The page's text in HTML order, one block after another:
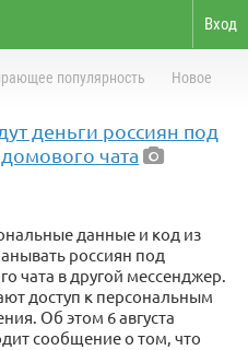
Вход
популярность Новое
деньги россиян под
чата
данные и код из
россиян под
чата в другой мессенджер.
доступ к персональным
Об этом 6 августа
сообщение о том, что